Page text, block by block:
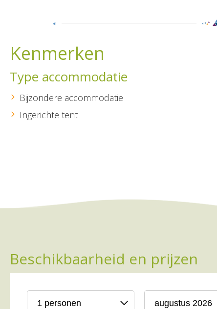
Kenmerken
Type accommodatie
Bijzondere accommodatie
Ingerichte tent
Beschikbaarheid en prijzen